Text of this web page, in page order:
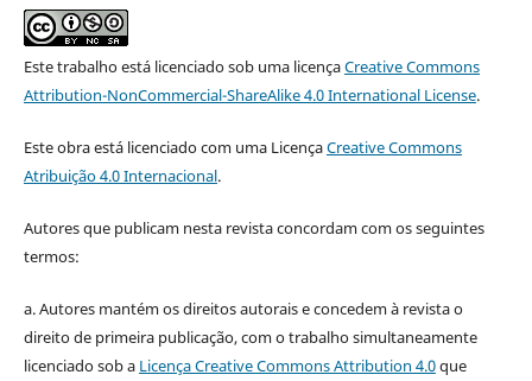
Este trabalho está licenciado sob uma licençaCreative Commons
Attribution-NonCommercial-ShareAlike 4.0 International License.
Este obra está licenciado com uma LicençaCreative Commons
Atribuição 4.0 Internacional.
Autores que publicam nesta revista concordam com os seguintes
termos:
a. Autores mantém os direitos autorais e concedem à revista o
direito de primeira publicação, com o trabalho simultaneamente
licenciado sob a Licença Creative Commons Attribution 4.0que